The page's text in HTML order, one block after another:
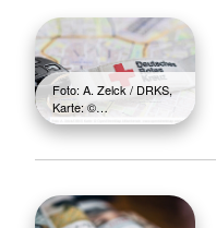
Foto: A. Zelck / DRKS,
Karte: ©…